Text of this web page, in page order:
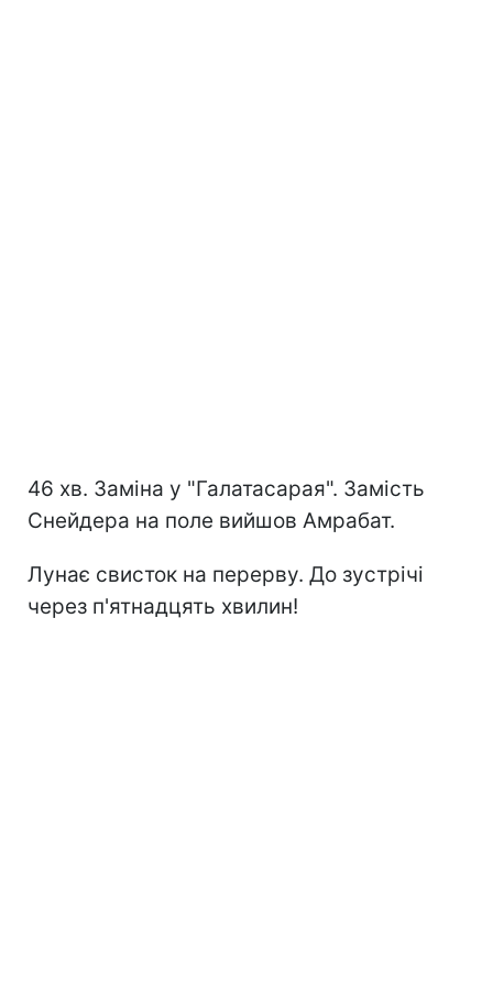
46 хв. Заміна у "Галатасарая". Замість
Снейдера на поле вийшов Амрабат.
Лунає свисток на перерву. До зустрічі
через п'ятнадцять хвилин!